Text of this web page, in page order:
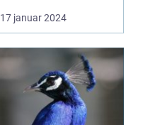
storslåede natur og
bet...
17 januar 2024